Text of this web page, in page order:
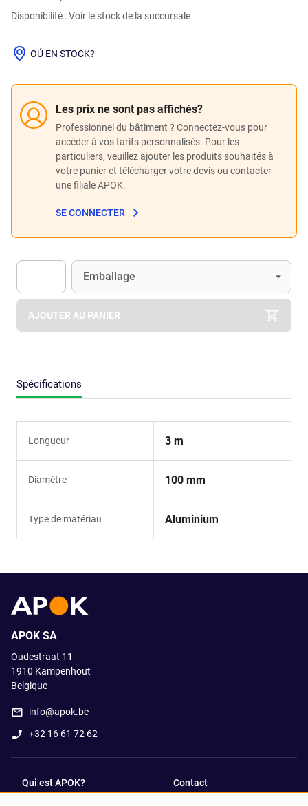
Disponibilité : Voir le stock de la succursale
Les prix ne sont pas affichés?
Professionnel du bâtiment ? Connectez-vous pour
accéder à vos tarifs personnalisés. Pour les
particuliers, veuillez ajouter les produits souhaités à
votre panier et télécharger votre devis ou contacter
une filiale APOK.
SE CONNECTER
OÚ EN STOCK?
Apok.Product.Detail.AddToCart.Quantity (Optionnel)
Unité
Emballage
AJOUTER AU PANIER
Spécifications
Longueur 3 m
Diamètre 100 mm
Type de matériau Aluminium
APOK SA
Oudestraat 11
1910 Kampenhout
Belgique
info@apok.be
+32 16 61 72 62
Qui est APOK? Contact